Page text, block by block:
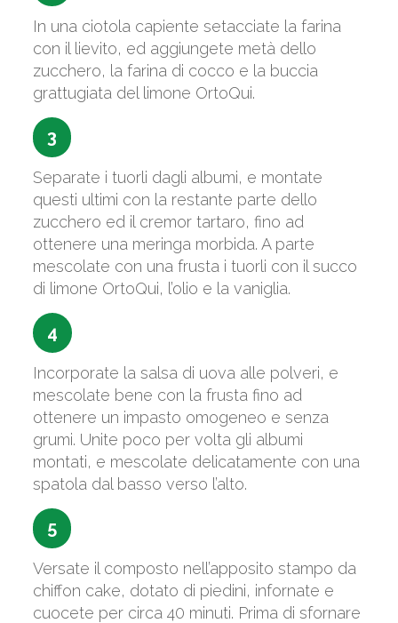
In una ciotola capiente setacciate la farina
con il lievito, ed aggiungete metà dello
zucchero, la farina di cocco e la buccia
grattugiata del limone OrtoQui.
3
Separate i tuorli dagli albumi, e montate
questi ultimi con la restante parte dello
zucchero ed il cremor tartaro, fino ad
ottenere una meringa morbida. A parte
mescolate con una frusta i tuorli con il succo
di limone OrtoQui, l’olio e la vaniglia.
4
Incorporate la salsa di uova alle polveri, e
mescolate bene con la frusta fino ad
ottenere un impasto omogeneo e senza
grumi. Unite poco per volta gli albumi
montati, e mescolate delicatamente con una
spatola dal basso verso l’alto.
5
Versate il composto nell’apposito stampo da
chiffon cake, dotato di piedini, infornate e
cuocete per circa 40 minuti. Prima di sfornare